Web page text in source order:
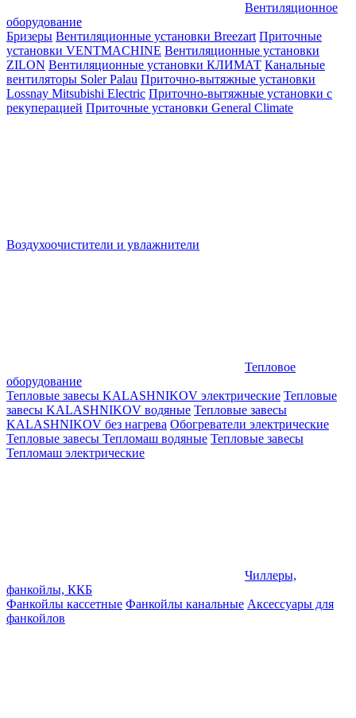
Вентиляционное
оборудование
Бризеры Вентиляционные установки Breezart Приточные
установки VENTMACHINE Вентиляционные установки
ZILON Вентиляционные установки КЛИМАТ Канальные
вентиляторы Soler Palau Приточно-вытяжные установки
Lossnay Mitsubishi Electric Приточно-вытяжные установки с
рекуперацией Приточные установки General Climate
Воздухоочистители и увлажнители
Тепловое
оборудование
Тепловые завесы KALASHNIKOV электрические Тепловые
завесы KALASHNIKOV водяные Тепловые завесы
KALASHNIKOV без нагрева Обогреватели электрические
Тепловые завесы Тепломаш водяные Тепловые завесы
Тепломаш электрические
Чиллеры,
фанкойлы, ККБ
Фанкойлы кассетные Фанкойлы канальные Аксессуары для
фанкойлов